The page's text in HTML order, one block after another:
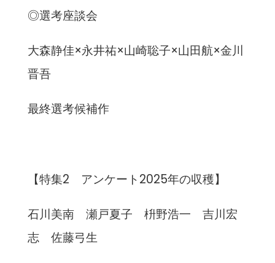
◎選考座談会
大森静佳×永井祐×山崎聡子×山田航×金川
晋吾
最終選考候補作
【特集2 アンケート2025年の収穫】
石川美南 瀬戸夏子 枡野浩一 吉川宏
志 佐藤弓生